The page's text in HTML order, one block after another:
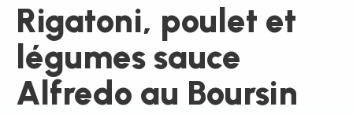
Rigatoni, poulet et
légumes sauce
Alfredo au Boursin